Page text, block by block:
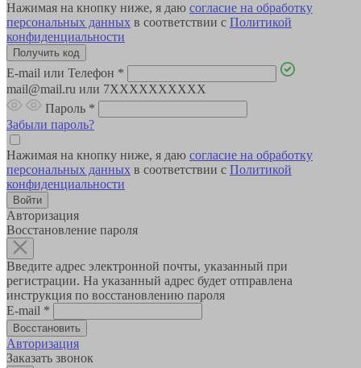
Нажимая на кнопку ниже, я даю согласие на обработку
персональных данных в соответствии с Политикой
конфиденциальности
E-mail или Телефон *
mail@mail.ru или 7XXXXXXXXXX
Пароль *
Забыли пароль?
Нажимая на кнопку ниже, я даю согласие на обработку
персональных данных в соответствии с Политикой
конфиденциальности
Авторизация
Восстановление пароля
Введите адрес электронной почты, указанный при
регистрации. На указанный адрес будет отправлена
инструкция по восстановлению пароля
E-mail *
Авторизация
Заказать звонок